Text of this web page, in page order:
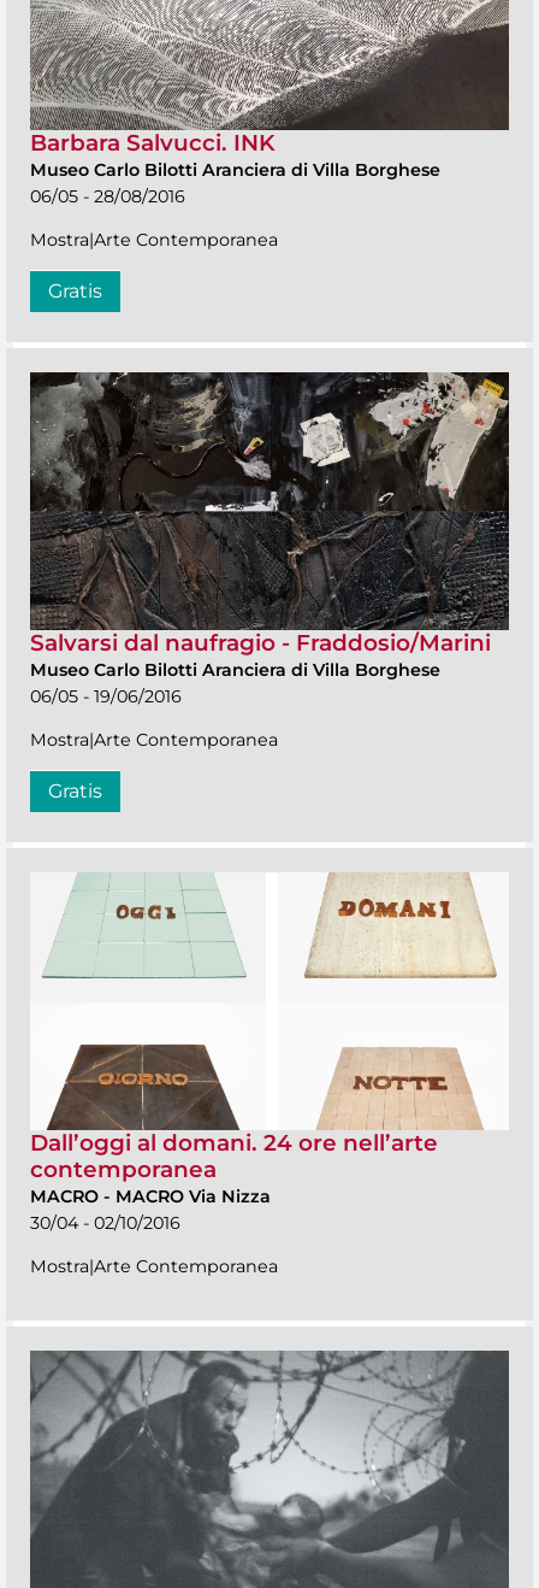
Barbara Salvucci. INK
Museo Carlo Bilotti Aranciera di Villa Borghese
06/05 - 28/08/2016
Mostra|Arte Contemporanea
Gratis
Salvarsi dal naufragio - Fraddosio/Marini
Museo Carlo Bilotti Aranciera di Villa Borghese
06/05 - 19/06/2016
Mostra|Arte Contemporanea
Gratis
Dall’oggi al domani. 24 ore nell’arte
contemporanea
MACRO - MACRO Via Nizza
30/04 - 02/10/2016
Mostra|Arte Contemporanea